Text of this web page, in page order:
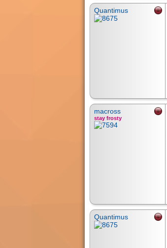
Quantimus
macross
stay frosty
Quantimus